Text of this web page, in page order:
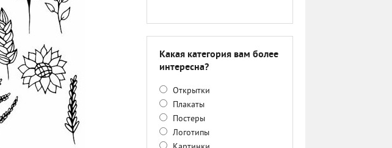
Какая категория вам более
интересна?
Открытки
Плакаты
Постеры
Логотипы